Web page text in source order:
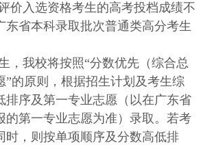
价入选资格考生的高考投档成绩不
东省本科录取批次普通类高分考生
，我校将按照“分数优先（综合总
”的原则，根据招生计划及考生综
排序及第一专业志愿（以在广东省
的第一专业志愿为准）录取。若考
时，则按单项顺序及分数高低排